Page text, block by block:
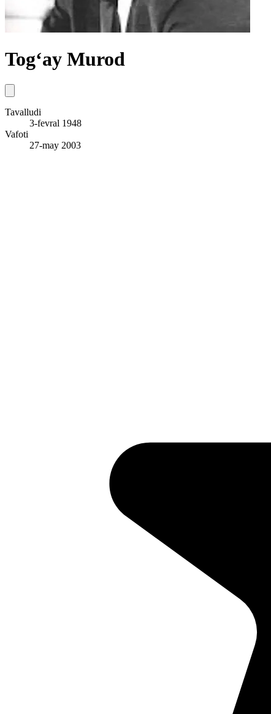
Tog‘ay Murod
Tavalludi
3-fevral 1948
Vafoti
27-may 2003